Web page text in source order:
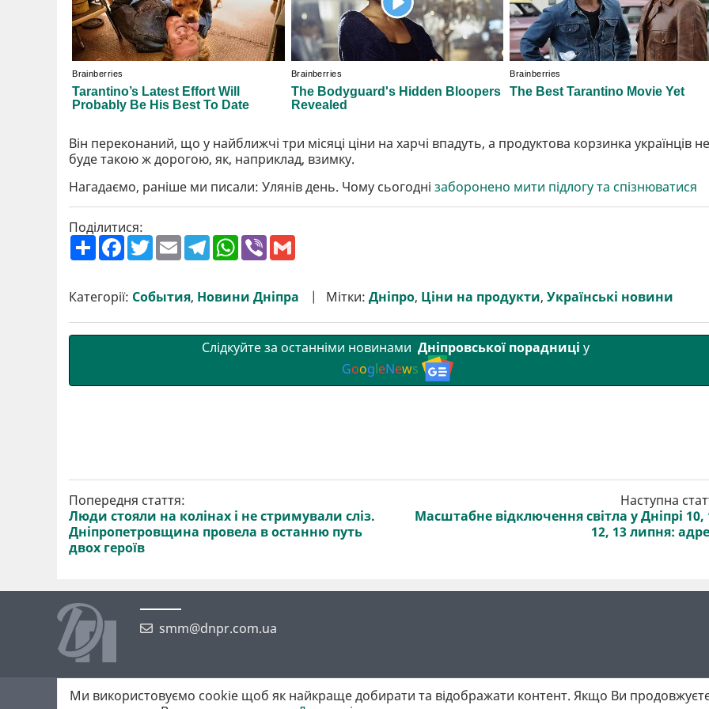
Він переконаний, що у найближчі три місяці ціни на харчі впадуть, а продуктова корзинка українців не
буде такою ж дорогою, як, наприклад, взимку.
Нагадаємо, раніше ми писали: Улянів день. Чому сьогодні заборонено мити підлогу та спізнюватися
Поділитися:
П
о
р
и
F
a
b
o
T
w
t
e
E
m
l
T
e
g
r
W
h
s
A
V
r l
Категорії: События, Новини Дніпра Мітки: Дніпро, Ціни на продукти, Українські новини
Слідкуйте за останніми новинами Дніпровської порадниці у
GoogleNews
Попередня стаття:
Люди стояли на колінах і не стримували сліз.
Дніпропетровщина провела в останню путь
двох героїв
Наступна
Масштабне відключення світла у Дніпрі 10,
12, 13 липня:
smm@dnpr.com.ua
©2026 https://dnpr.com.ua Дніпровська порадниця
Ми використовуємо cookie щоб як найкраще добирати та відображати контент. Якщо Ви